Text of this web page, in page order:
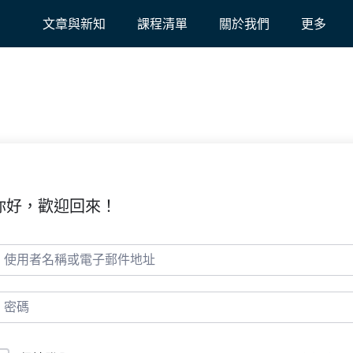
文章與新知 課程清單 關於我們 更多
好，歡迎回來！